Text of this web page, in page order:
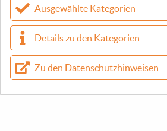
Ausgewählte Kategorien
Details zu den Kategorien
Zu den Datenschutzhinweisen